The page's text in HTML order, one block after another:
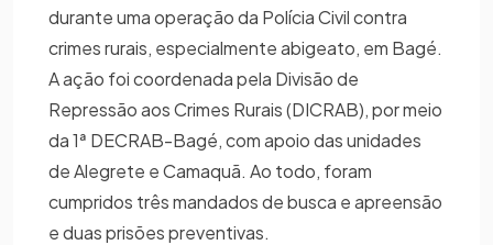
durante uma operação da Polícia Civil contra
crimes rurais, especialmente abigeato, em Bagé.
A ação foi coordenada pela Divisão de
Repressão aos Crimes Rurais (DICRAB), por meio
da 1ª DECRAB-Bagé, com apoio das unidades
de Alegrete e Camaquã. Ao todo, foram
cumpridos três mandados de busca e apreensão
e duas prisões preventivas.